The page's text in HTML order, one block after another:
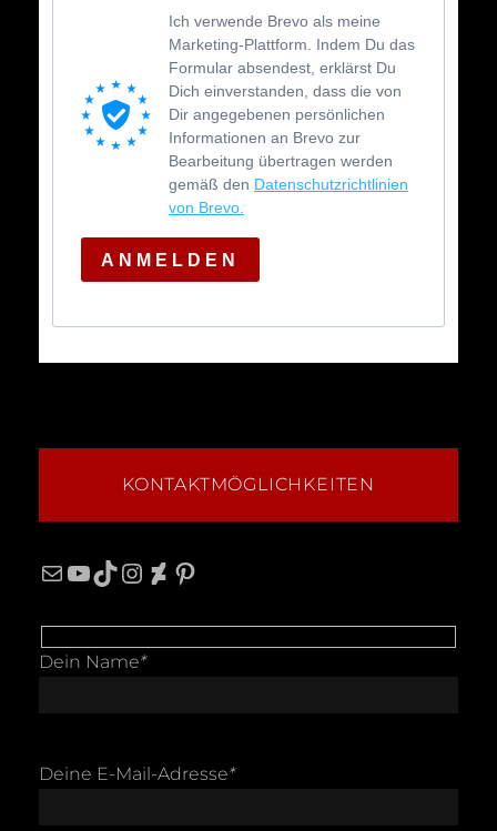
Ich verwende Brevo als meine
Marketing-Plattform. Indem Du das
Formular absendest, erklärst Du
Dich einverstanden, dass die von
Dir angegebenen persönlichen
Informationen an Brevo zur
Bearbeitung übertragen werden
gemäß den Datenschutzrichtlinien
von Brevo.
ANMELDEN
KONTAKTMÖGLICHKEITEN
MailYouTube
TikTok
Instagram
DeviantArt
Pinterest
Dein Name*
Deine E-Mail-Adresse*